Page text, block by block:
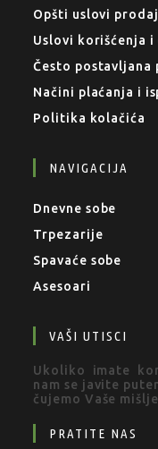
Opšti uslovi
Uslovi korišćenja
Često postavljana
Načini plaćanja i
Politika kolačića
NAVIGACIJA
Dnevne sobe
Trpezarije
Spavaće sobe
Asesoari
VAŠI UTISCI
Ukoliko imate
nam se javite
čujemo Vaše
PRATITE NAS